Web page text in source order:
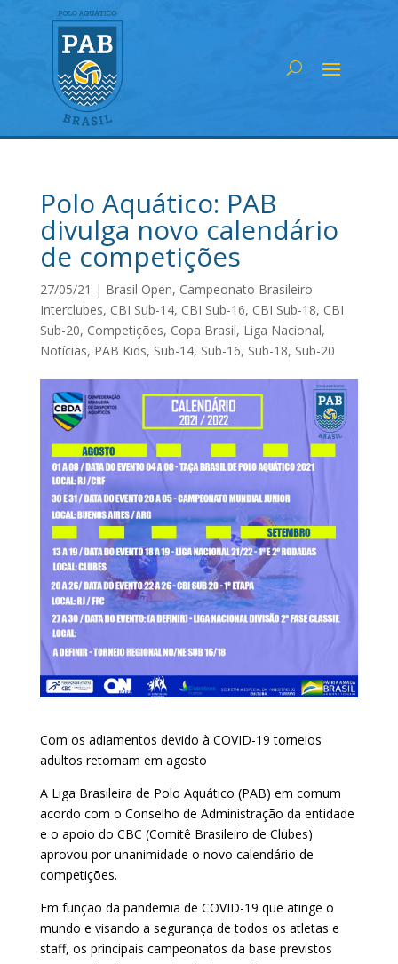
Polo Aquático: PAB
divulga novo calendário
de competições
27/05/21 | Brasil Open, Campeonato Brasileiro
Interclubes, CBI Sub-14, CBI Sub-16, CBI Sub-18, CBI
Sub-20, Competições, Copa Brasil, Liga Nacional,
Notícias, PAB Kids, Sub-14, Sub-16, Sub-18, Sub-20
Com os adiamentos devido à COVID-19 torneios
adultos retornam em agosto
A Liga Brasileira de Polo Aquático (PAB) em comum
acordo com o Conselho de Administração da entidade
e o apoio do CBC (Comitê Brasileiro de Clubes)
aprovou por unanimidade o novo calendário de
competições.
Em função da pandemia de COVID-19 que atinge o
mundo e visando a segurança de todos os atletas e
staff, os principais campeonatos da base previstos